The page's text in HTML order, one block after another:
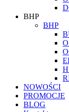
BHP
BHP
NOWOŚCI
PROMOCJE
BLOG